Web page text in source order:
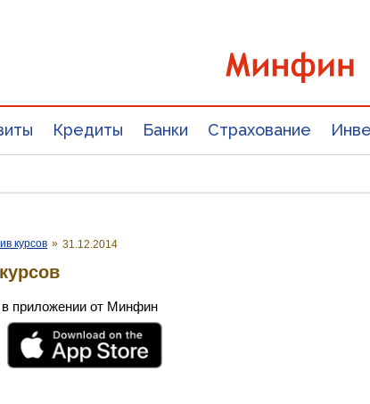
Кредиты Банки Страхование
курсов » 31.12.2014
приложении от Минфин